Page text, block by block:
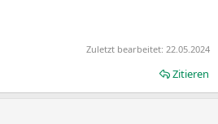
Zuletzt bearbeitet: 22.05.2024
Zitieren